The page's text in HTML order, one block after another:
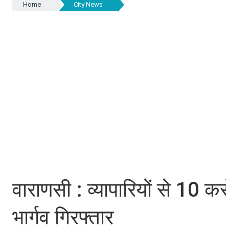
Home City News
वाराणसी : व्यापारियों से 10
भार्गव गिरफ्तार